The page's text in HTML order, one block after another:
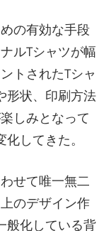
の有効な手段
ルTシャツが幅
トされたTシャ
形状、印刷方法
しみとなって
してきた。
せて唯一無二
のデザイン作
般化している背